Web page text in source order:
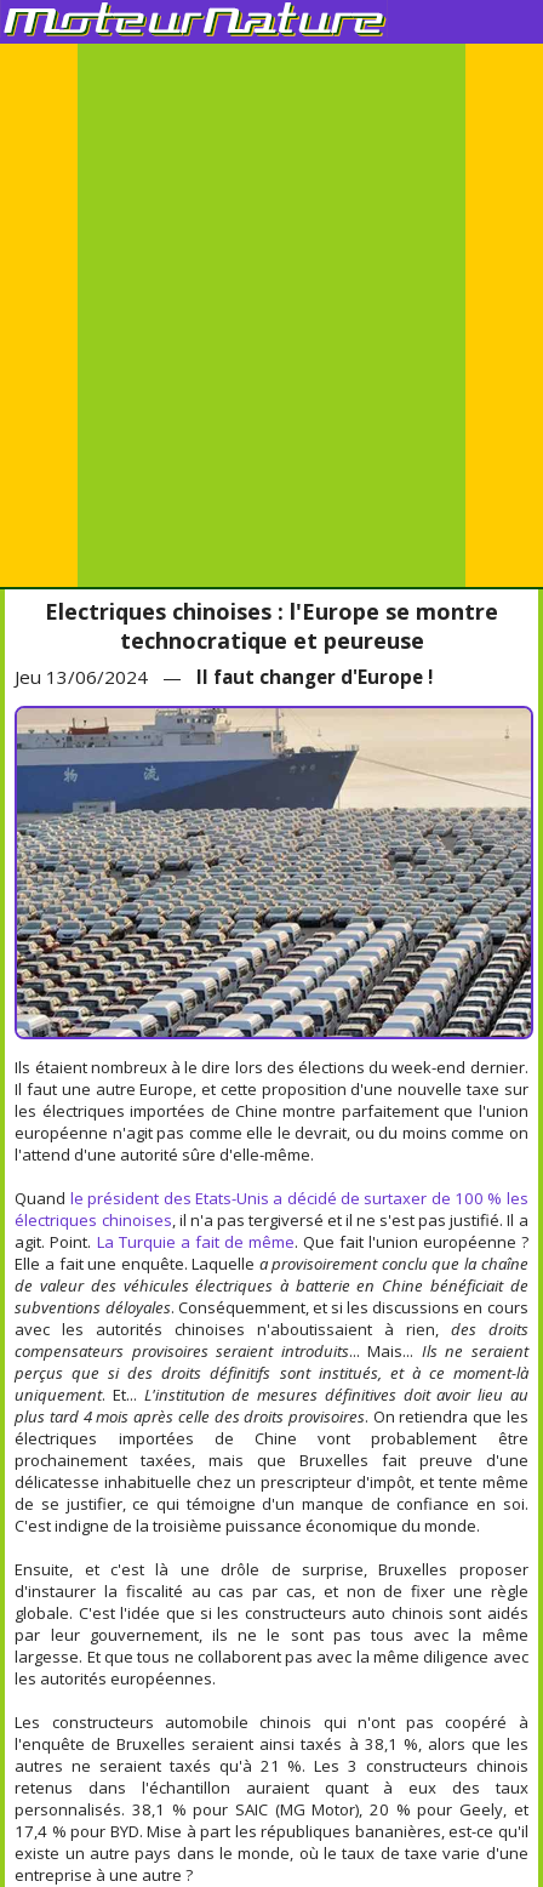
Electriques chinoises : l'Europe se montre
technocratique et peureuse
Jeu 13/06/2024 — Il faut changer d'Europe !
Ils étaient nombreux à le dire lors des élections du week-end dernier.
Il faut une autre Europe, et cette proposition d'une nouvelle taxe sur
les électriques importées de Chine montre parfaitement que l'union
européenne n'agit pas comme elle le devrait, ou du moins comme on
l'attend d'une autorité sûre d'elle-même.
Quand le président des Etats-Unis a décidé de surtaxer de 100 % les
électriques chinoises, il n'a pas tergiversé et il ne s'est pas justifié. Il a
agit. Point. La Turquie a fait de même. Que fait l'union européenne ?
Elle a fait une enquête. Laquelle a provisoirement conclu que la chaîne
de valeur des véhicules électriques à batterie en Chine bénéficiait de
subventions déloyales. Conséquemment, et si les discussions en cours
avec les autorités chinoises n'aboutissaient à rien, des droits
compensateurs provisoires seraient introduits... Mais... Ils ne seraient
perçus que si des droits définitifs sont institués, et à ce moment-là
uniquement. Et... L'institution de mesures définitives doit avoir lieu au
plus tard 4 mois après celle des droits provisoires. On retiendra que les
électriques importées de Chine vont probablement être
prochainement taxées, mais que Bruxelles fait preuve d'une
délicatesse inhabituelle chez un prescripteur d'impôt, et tente même
de se justifier, ce qui témoigne d'un manque de confiance en soi.
C'est indigne de la troisième puissance économique du monde.
Ensuite, et c'est là une drôle de surprise, Bruxelles proposer
d'instaurer la fiscalité au cas par cas, et non de fixer une règle
globale. C'est l'idée que si les constructeurs auto chinois sont aidés
par leur gouvernement, ils ne le sont pas tous avec la même
largesse. Et que tous ne collaborent pas avec la même diligence avec
les autorités européennes.
Les constructeurs automobile chinois qui n'ont pas coopéré à
l'enquête de Bruxelles seraient ainsi taxés à 38,1 %, alors que les
autres ne seraient taxés qu'à 21 %. Les 3 constructeurs chinois
retenus dans l'échantillon auraient quant à eux des taux
personnalisés. 38,1 % pour SAIC (MG Motor), 20 % pour Geely, et
17,4 % pour BYD. Mise à part les républiques bananières, est-ce qu'il
existe un autre pays dans le monde, où le taux de taxe varie d'une
entreprise à une autre ?